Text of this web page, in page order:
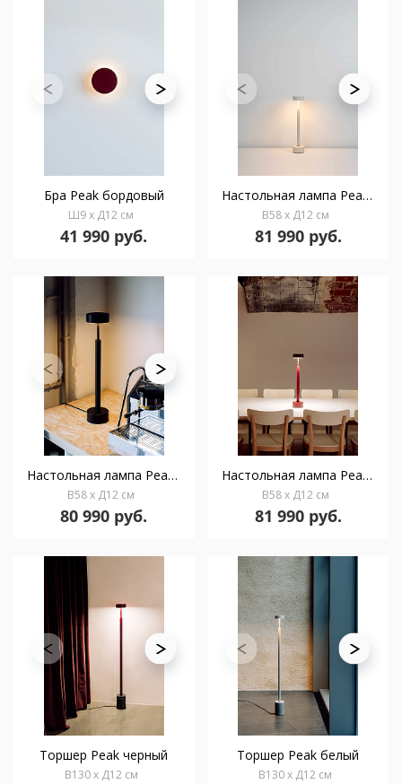
Бра Peak бордовый
Ш9 x Д12 см
41 990 руб.
Настольная лампа Peak белая
В58 x Д12 см
81 990 руб.
Настольная лампа Peak черная
В58 x Д12 см
80 990 руб.
Настольная лампа Peak бордовая
В58 x Д12 см
81 990 руб.
Торшер Peak черный
В130 x Д12 см
Торшер Peak белый
В130 x Д12 см